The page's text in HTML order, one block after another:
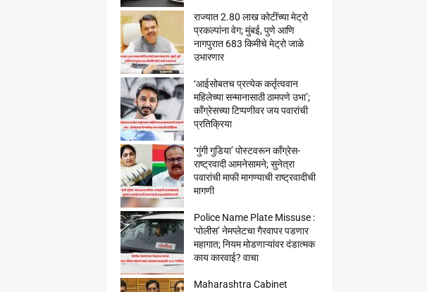
राज्यात 2.80 लाख कोटींच्या मेट्रो
प्रकल्पांना वेग; मुंबई, पुणे आणि
नागपुरात 683 किमीचे मेट्रो जाळे
उभारणार
‘आईसोबतच प्रत्येक कर्तृत्ववान
महिलेच्या सन्मानासाठी ठामपणे उभा’;
काँग्रेसच्या टिप्पणीवर जय पवारांची
प्रतिक्रिया
‘गुंगी गुडिया’ पोस्टवरून काँग्रेस-
राष्ट्रवादी आमनेसामने; सुनेत्रा
पवारांची माफी मागण्याची राष्ट्रवादीची
मागणी
Police Name Plate Missuse :
‘पोलीस’ नेमप्लेटचा गैरवापर पडणार
महागात; नियम मोडणाऱ्यांवर दंडात्मक
काय कारवाई? वाचा
Maharashtra Cabinet